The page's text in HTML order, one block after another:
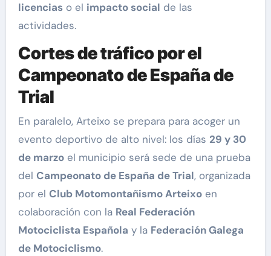
licenciaso el impacto social de las
actividades.
Cortes de tráfico por el
Campeonato de España de
Trial
En paralelo, Arteixo se prepara para acoger un
evento deportivo de alto nivel: los días 29 y 30
de marzoel municipio será sede de una prueba
del Campeonato de España de Trial, organizada
por el Club Motomontañismo Arteixoen
colaboración con la Real Federación
Motociclista Española y la Federación Galega
de Motociclismo.